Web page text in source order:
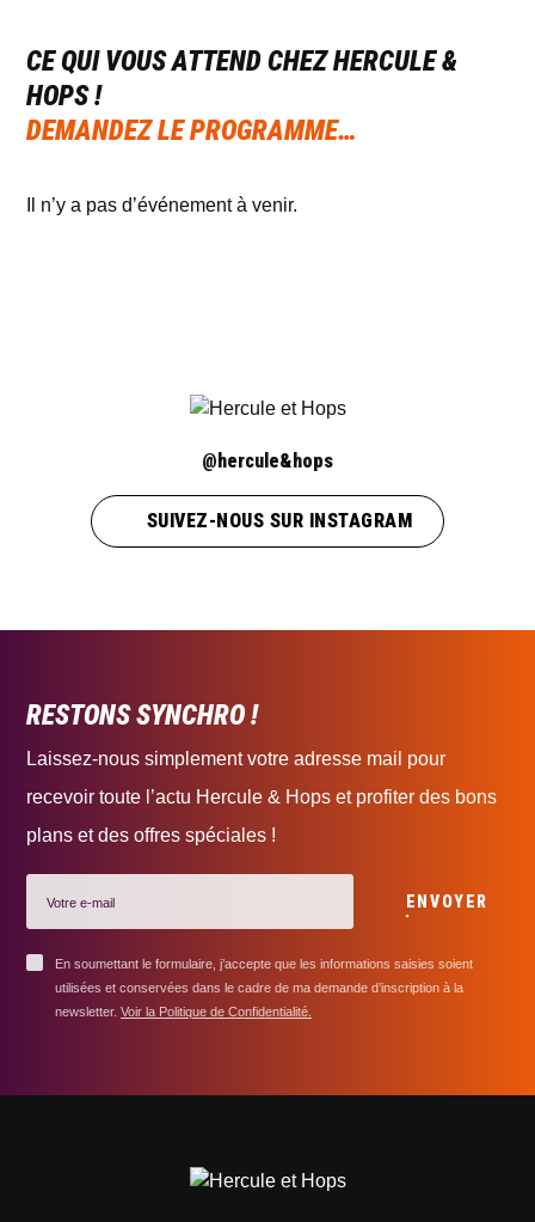
CE QUI VOUS ATTEND CHEZ HERCULE &
HOPS !
DEMANDEZ LE PROGRAMME…
Il n’y a pas d’événement à venir.
@hercule&hops
SUIVEZ-NOUS SUR INSTAGRAM
RESTONS SYNCHRO !
Laissez-nous simplement votre adresse mail pour
recevoir toute l’actu Hercule & Hops et profiter des bons
plans et des offres spéciales !
ENVOYER
En soumettant le formulaire, j’accepte que les informations saisies soient
utilisées et conservées dans le cadre de ma demande d’inscription à la
newsletter. Voir la Politique de Confidentialité.